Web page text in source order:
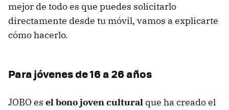
mejor de todo es que puedes solicitarlo
directamente desde tu móvil, vamos a explicarte
cómo hacerlo.
Para jóvenes de 16 a 26 años
JOBO es el bono joven cultural que ha creado el